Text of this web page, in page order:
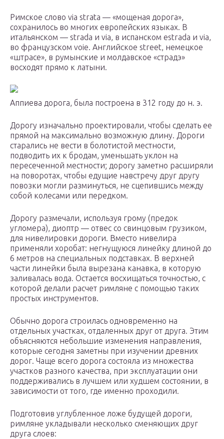
Римское слово via strata — «мощеная дорога»,
сохранилось во многих европейских языках. В
итальянском — strada и via, в испанском estrada и via,
во французском voie. Английское street, немецкое
«штрасе», в румынские и молдавское «страдэ»
восходят прямо к латыни.
Аппиева дорога, была построена в 312 году до н. э.
Дорогу изначально проектировали, чтобы сделать ее
прямой на максимально возможную длину. Дороги
старались не вести в болотистой местности,
подводить их к бродам, уменьшать уклон на
пересеченной местности; дорогу заметно расширяли
на поворотах, чтобы едущие навстречу друг другу
повозки могли разминуться, не сцепившись между
собой колесами или передком.
Дорогу размечали, используя грому (предок
угломера), диоптр — отвес со свинцовым грузиком,
для нивелировки дороги. Вместо нивелира
применяли хоробат: негнущуюся линейку длиной до
6 метров на специальных подставках. В верхней
части линейки была вырезана канавка, в которую
заливалась вода. Остается восхищаться точностью, с
которой делали расчет римляне с помощью таких
простых инструментов.
Обычно дорога строилась одновременно на
отдельных участках, отдаленных друг от друга. Этим
объясняются небольшие изменения направления,
которые сегодня заметны при изучении древних
дорог. Чаще всего дорога состояла из множества
участков разного качества, при эксплуатации они
поддерживались в лучшем или худшем состоянии, в
зависимости от того, где именно проходили.
Подготовив углубленное ложе будущей дороги,
римляне укладывали несколько сменяющих друг
друга слоев: